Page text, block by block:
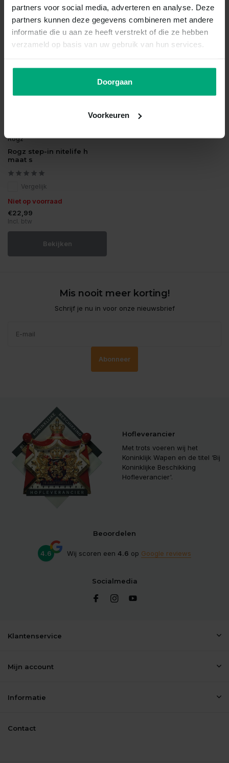
partners voor social media, adverteren en analyse. Deze
partners kunnen deze gegevens combineren met andere
informatie die u aan ze heeft verstrekt of die ze hebben
verzameld op basis van uw gebruik van hun services.
Doorgaan
Voorkeuren
Recent bekeken
Rogz
Rogz step-in nitelife h
maat s
Vergelijk
Niet op voorraad
€22,99
Incl. btw
Bekijken
Mis nooit meer korting!
Schrijf je nu in voor onze nieuwsbrief
Abonneer
Hofleverancier
Met trots voeren wij het
Koninklijk Wapen en de titel ‘Bij
Koninklijke Beschikking
Hofleverancier'.
Beoordelen
4.6 Wij scoren een 4.6 op Google reviews
Socialmedia
Klantenservice
Mijn account
Informatie
Contact